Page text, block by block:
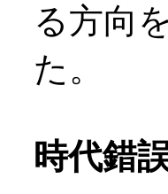
る方向
た。
時代錯